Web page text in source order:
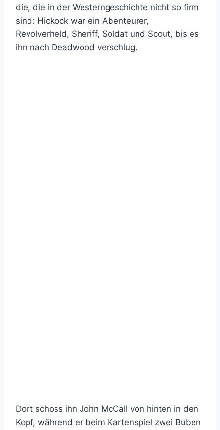
die, die in der Westerngeschichte nicht so firm
sind: Hickock war ein Abenteurer,
Revolverheld, Sheriff, Soldat und Scout, bis es
ihn nach Deadwood verschlug.
Dort schoss ihn John McCall von hinten in den
Kopf, während er beim Kartenspiel zwei Buben